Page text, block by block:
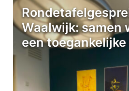
Waalwijk: samen
een